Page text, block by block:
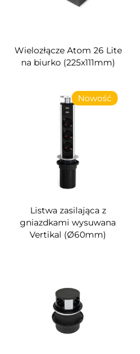
Wielozłącze Atom 26 Lite
na biurko (225x111mm)
Nowość
Listwa zasilająca z
gniazdkami wysuwana
Vertikal (Ø60mm)